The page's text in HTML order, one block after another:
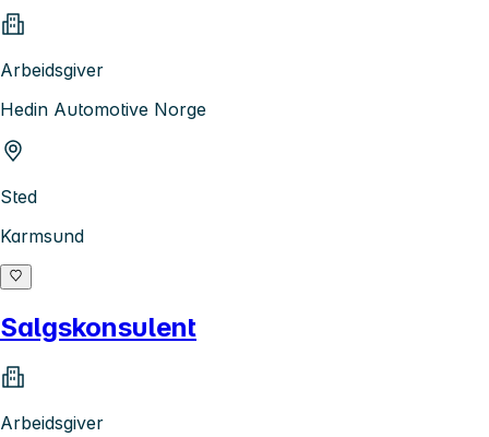
Arbeidsgiver
Hedin Automotive Norge
Sted
Karmsund
Salgskonsulent
Arbeidsgiver